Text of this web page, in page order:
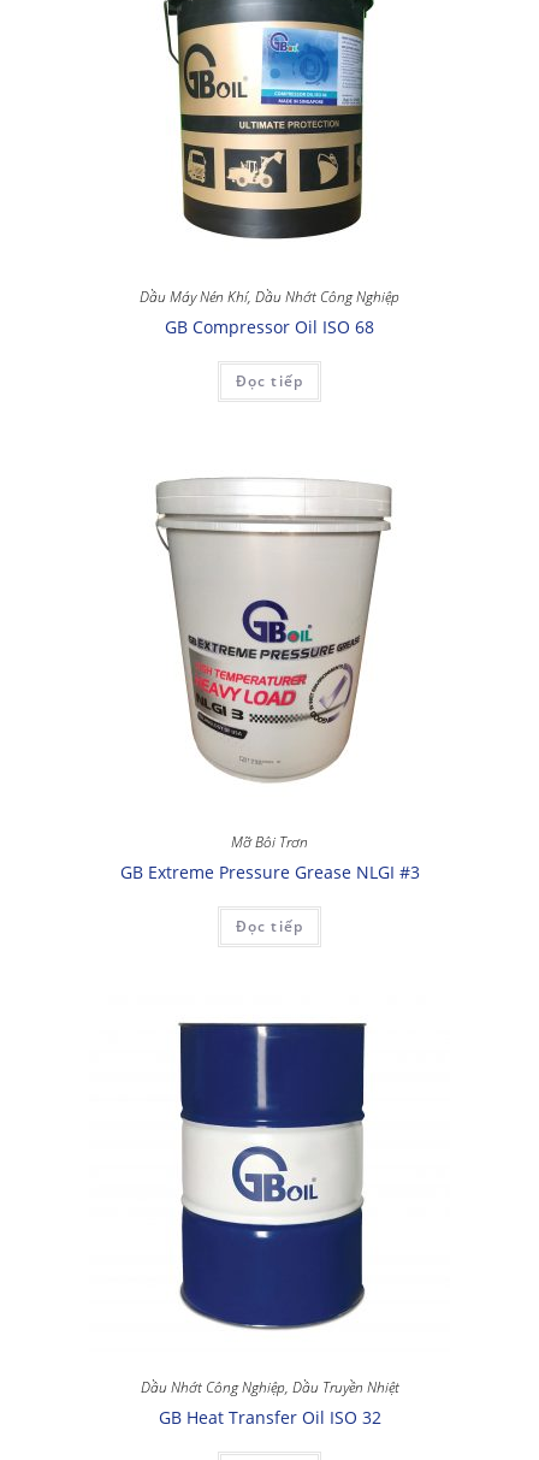
Dầu Máy Nén Khí, Dầu Nhớt Công Nghiệp
GB Compressor Oil ISO 68
Đọc tiếp
Mỡ Bôi Trơn
GB Extreme Pressure Grease NLGI #3
Đọc tiếp
Dầu Nhớt Công Nghiệp, Dầu Truyền Nhiệt
GB Heat Transfer Oil ISO 32